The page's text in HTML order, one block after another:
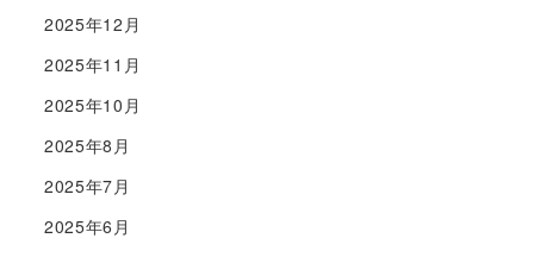
2025年12月
2025年11月
2025年10月
2025年8月
2025年7月
2025年6月